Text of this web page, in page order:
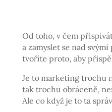
Od toho, v čem
a zamyslet se nad
tvoříte proto, aby
Je to marketing trochu
tak trochu obráceně,
Ale co když je to ta